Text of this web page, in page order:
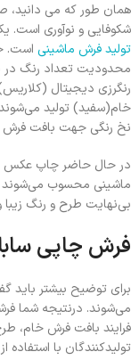
همان طور که می دانید،
شکوفایی و نوآوری است.
تولید فرش ماشینی است.
محدودیت تعداد رنگ
رنگرزی دیجیتال
خام(سفید) تولید
نخ رنگی جهت بافت فرش
در حال حاضر چاپ عکس
ماشینی محسوب می‌شوند
بی‌نهایت طرح و رنگ زیبا
فرش چاپی
برای توضیح بیشتر باید
می‌شوند. درنتیجه شما
فرایند بافت فرش خام،
تولیدکنندگان با